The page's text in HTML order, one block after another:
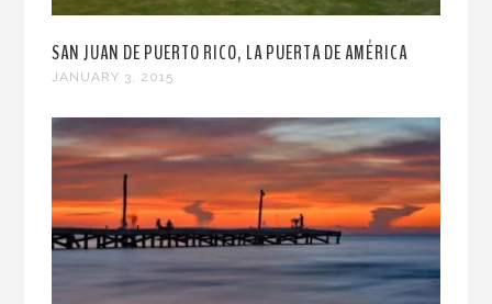
SAN JUAN DE PUERTO RICO, LA PUERTA DE AMÉRICA
JANUARY 3, 2015